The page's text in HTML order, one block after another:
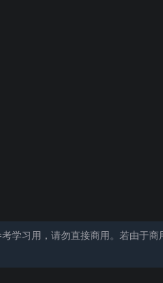
学习用，请勿直接商用。若由于